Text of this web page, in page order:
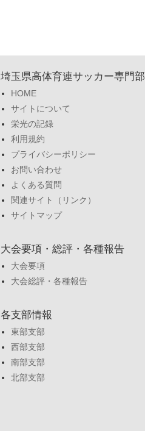
埼玉県高体育連サッカー専門部
HOME
サイトについて
栄光の記録
利用規約
プライバシーポリシー
お問い合わせ
よくある質問
関連サイト（リンク）
サイトマップ
大会要項・総評・各種報告
大会要項
大会総評・各種報告
各支部情報
東部支部
西部支部
南部支部
北部支部